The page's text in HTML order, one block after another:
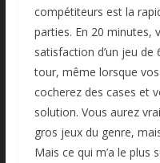
compétiteurs est la
parties. En 20 minutes,
satisfaction d’un jeu
tour, même lorsque
cocherez des cases et
solution. Vous aurez
gros jeux du genre,
Mais ce qui m’a le plus